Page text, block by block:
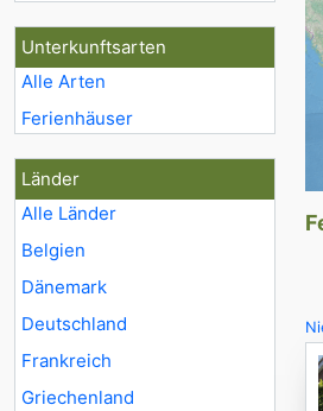
Unterkunftsarten
Alle Arten
Ferienhäuser
Länder
Alle Länder
Belgien
Dänemark
Deutschland
Frankreich
Griechenland